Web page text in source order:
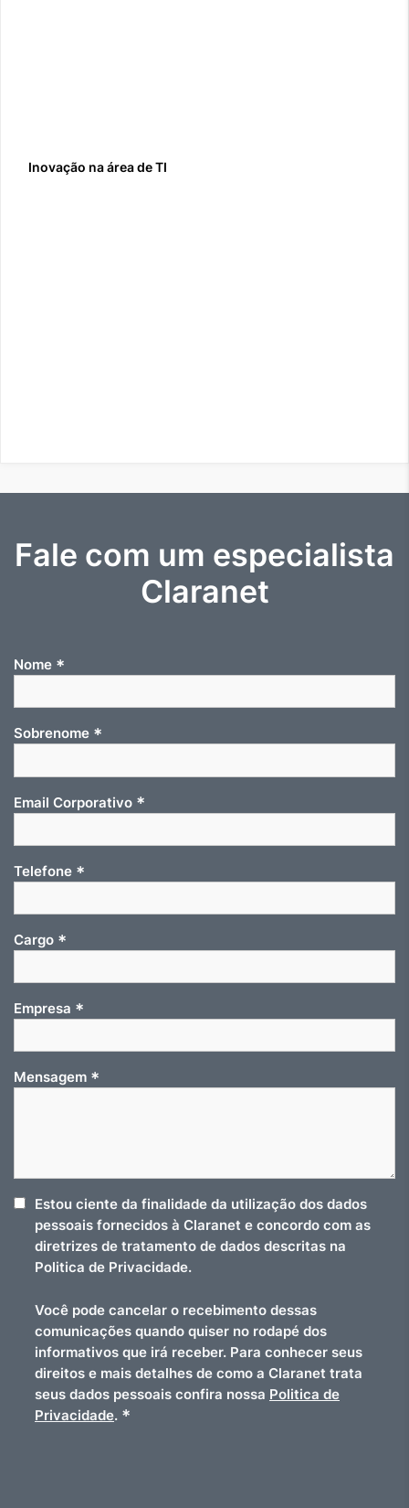
Inovação na área de TI
Fale com um especialista
Claranet
Nome *
Sobrenome *
Email Corporativo *
Telefone *
Cargo *
Empresa *
Mensagem *
Estou ciente da finalidade da utilização dos dados
pessoais fornecidos à Claranet e concordo com as
diretrizes de tratamento de dados descritas na
Politica de Privacidade.
Você pode cancelar o recebimento dessas
comunicações quando quiser no rodapé dos
informativos que irá receber. Para conhecer seus
direitos e mais detalhes de como a Claranet trata
seus dados pessoais confira nossa Politica de
Privacidade. *